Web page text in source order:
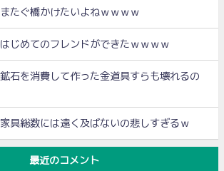
たぐ橋かけたいよねｗｗｗｗ
じめてのフレンドができたｗｗｗｗ
石を消費して作った金道具すらも壊れるの
具総数には遠く及ばないの悲しすぎるｗ
最近のコメント